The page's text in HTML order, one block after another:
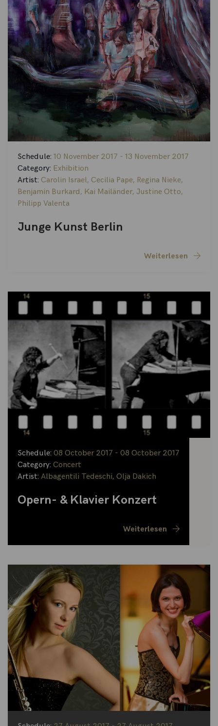
Schedule: 10 November 2017 - 13 November 2017
Category: Exhibition
Artist: Carolin Israel, Cecilia Pape, Regina Nieke,
Benjamin Burkard, Kai Mailänder, Justine Otto,
Philipp Valenta
Junge Kunst Berlin
Weiterlesen
Schedule: 08 October 2017 - 08 October 2017
Category: Concert
Artist: Albagentili Tedeschi, Olja Dakich
Opern- & Klavier Konzert
Weiterlesen